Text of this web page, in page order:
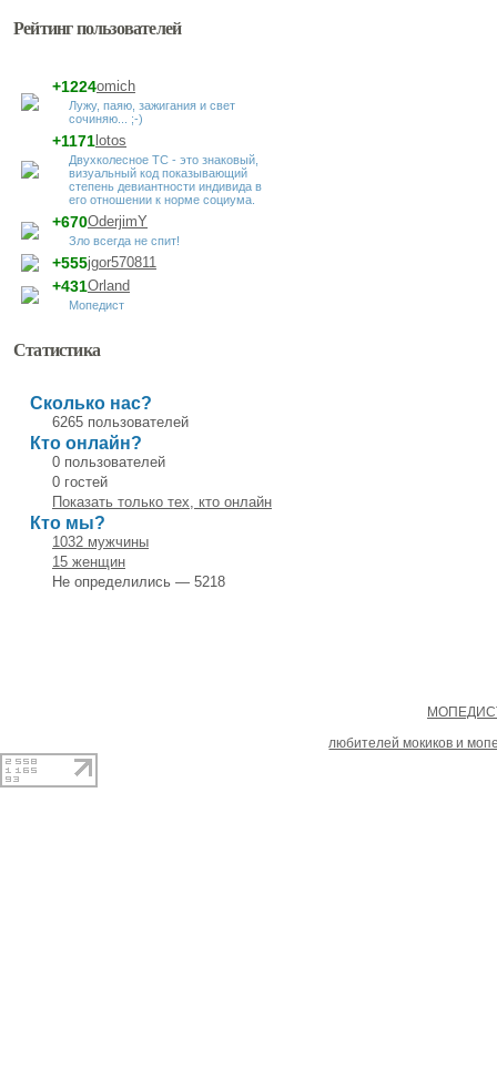
Рейтинг пользователей
omich
+1224
Лужу, паяю, зажигания и свет
сочиняю... ;-)
lotos
+1171
Двухколесное ТС - это знаковый,
визуальный код показывающий
степень девиантности индивида в
его отношении к норме социума.
OderjimY
+670
Зло всегда не спит!
jgor570811
+555
Orland
+431
Мопедист
Статистика
Сколько нас?
6265 пользователей
Кто онлайн?
0 пользователей
0 гостей
Показать только тех, кто онлайн
Кто мы?
1032 мужчины
15 женщин
Не определились — 5218
любителей мокиков и